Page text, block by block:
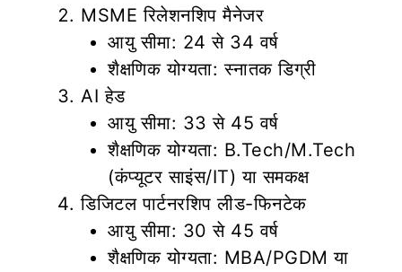
MSME रिलेशनशिप मैनेजर
आयु सीमा: 24 से 34 वर्ष
शैक्षणिक योग्यता: स्नातक डिग्री
AI हेड
आयु सीमा: 33 से 45 वर्ष
शैक्षणिक योग्यता: B.Tech/M.Tech
(कंप्यूटर साइंस/IT) या समकक्ष
डिजिटल पार्टनरशिप लीड-फिनटेक
आयु सीमा: 30 से 45 वर्ष
शैक्षणिक योग्यता: MBA/PGDM या